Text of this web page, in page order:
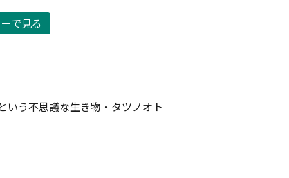
で見る
いう不思議な生き物・タツノオト